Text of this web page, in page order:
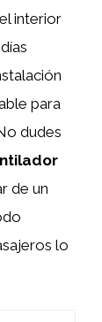
interior
para
dudes
de un
lo